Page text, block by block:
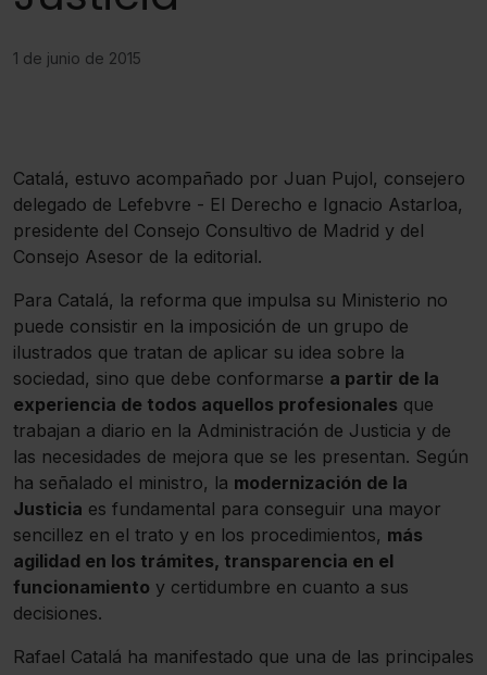
1 de junio de 2015
Catalá, estuvo acompañado por Juan Pujol, consejero
delegado de Lefebvre - El Derecho e Ignacio Astarloa,
presidente del Consejo Consultivo de Madrid y del
Consejo Asesor de la editorial.
Para Catalá, la reforma que impulsa su Ministerio no
puede consistir en la imposición de un grupo de
ilustrados que tratan de aplicar su idea sobre la
sociedad, sino que debe conformarse a partir de la
experiencia de todos aquellos profesionales que
trabajan a diario en la Administración de Justicia y de
las necesidades de mejora que se les presentan. Según
ha señalado el ministro, la modernización de la
Justicia es fundamental para conseguir una mayor
sencillez en el trato y en los procedimientos, más
agilidad en los trámites, transparencia en el
funcionamiento y certidumbre en cuanto a sus
decisiones.
Rafael Catalá ha manifestado que una de las principales